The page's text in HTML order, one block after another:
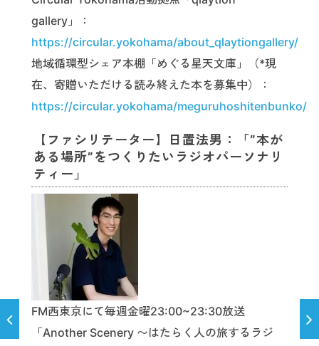
gallery」：
https://circular.yokohama/about_qlaytiongallery/
地域循環型シェア本棚「めぐる星天文庫」（*現
在、寄贈いただける読み終えた本を募集中）：
https://circular.yokohama/meguruhoshitenbunko/
【ファシリテーター】日置法男：「”本が
ある場所”をつくりたいラジオパーソナリ
ティー」
FM西東京にて毎週金曜23:00~23:30放送
「Another Scenery 〜はたらく人の旅するラジ